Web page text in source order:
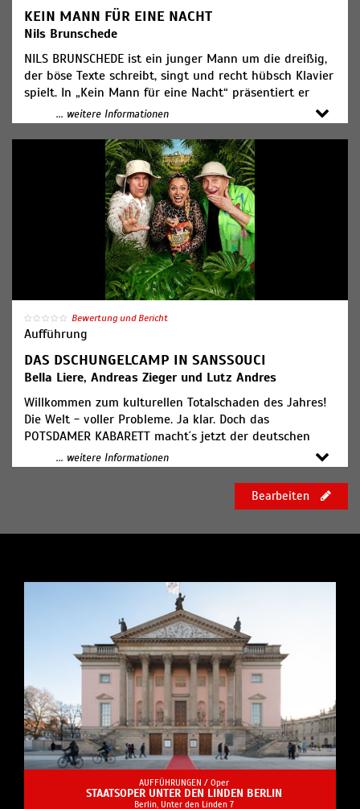
KEIN MANN FÜR EINE NACHT
Nils Brunschede
NILS BRUNSCHEDE ist ein junger Mann um die dreißig,
der böse Texte schreibt, singt und recht hübsch Klavier
spielt. In „Kein Mann für eine Nacht“ präsentiert er
Chansons über Liebe, Herzschmerz und die Lösung aller
Datingprobleme. Ein irrer Abend zwischen Realität und
Wunschtraum, Witz und Romantik. Sehen Sie selbst!
One night only!
Ticketpreis: ab 29,00€
... weitere Informationen
Bewertung und Bericht
Aufführung
DAS DSCHUNGELCAMP IN SANSSOUCI
Bella Liere, Andreas Zieger und Lutz Andres
Willkommen zum kulturellen Totalschaden des Jahres!
Die Welt - voller Probleme. Ja klar. Doch das
POTSDAMER KABARETT macht´s jetzt der deutschen
Unterhaltungsindustrie gleich. Erleben Sie ein
provokativ, extraordinäres Spezial - Spektakel zwischen
Ruhm, Restwürde und Rattenprüfung. BELLA LIERE,
ANDREAS ZIEGER und LUTZ ANDRES kämpfen um die
Stars von ABBA bis Nena sind geplant. Keiner sagt ab,
Beste aus diesem Abend zu machen! Wir zählen auf
... weitere Informationen
Bearbeiten
AUFFÜHRUNGEN / Oper
STAATSOPER UNTER DEN LINDEN BERLIN
Berlin, Unter den Linden 7